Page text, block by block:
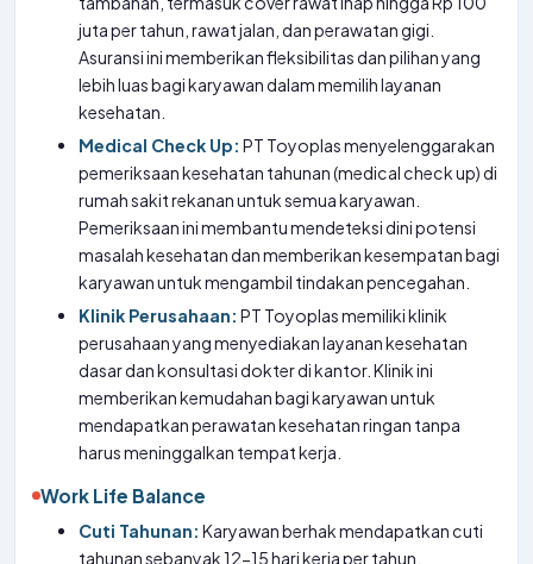
juta per tahun, rawat jalan, dan perawatan gigi.
Asuransi ini memberikan fleksibilitas dan pilihan yang
lebih luas bagi karyawan dalam memilih layanan
kesehatan.
Medical Check Up: PT Toyoplas menyelenggarakan
pemeriksaan kesehatan tahunan (medical check up) di
rumah sakit rekanan untuk semua karyawan.
Pemeriksaan ini membantu mendeteksi dini potensi
masalah kesehatan dan memberikan kesempatan bagi
karyawan untuk mengambil tindakan pencegahan.
Klinik Perusahaan: PT Toyoplas memiliki klinik
perusahaan yang menyediakan layanan kesehatan
dasar dan konsultasi dokter di kantor. Klinik ini
memberikan kemudahan bagi karyawan untuk
mendapatkan perawatan kesehatan ringan tanpa
harus meninggalkan tempat kerja.
Work Life Balance
Cuti Tahunan: Karyawan berhak mendapatkan cuti
tahunan sebanyak 12-15 hari kerja per tahun,